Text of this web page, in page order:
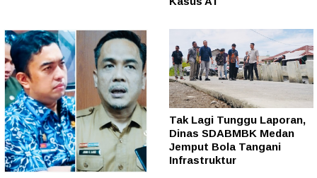
Tak Lagi Tunggu Laporan,
Dinas SDABMBK Medan
Jemput Bola Tangani
Infrastruktur